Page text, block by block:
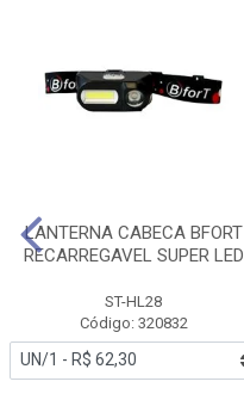
LANTERNA CABECA BFORT
RECARREGAVEL SUPER LED
ST-HL28
Código: 320832